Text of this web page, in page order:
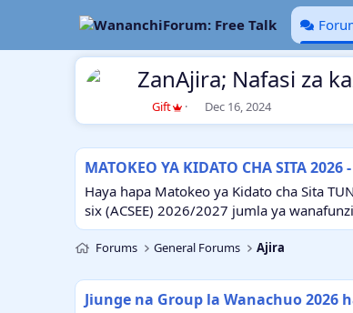
ZanAjira; Nafasi za
T
h
a
d
s
t
r
r
Gift
S
t
t
d
a
t
Dec 16, 2024
MATOKEO YA KIDATO CHA SITA 2026
Haya hapa Matokeo ya Kidato cha Sita
six (ACSEE) 2026/2027 jumla ya
Forums General Forums Ajira
Jiunge na Group la Wanachuo 2026